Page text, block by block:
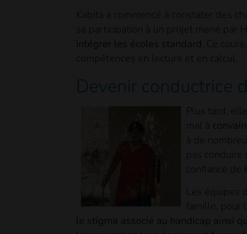
Kabita a commencé à constater des
sa participation à un projet mené par
intégrer les écoles standard. Ce
compétences en lecture et en calcul.
Devenir conductrice
Plus tard,
mal à
à de
pas
confiance de
Les équipes
famille, pour
le stigma associé au handicap ainsi